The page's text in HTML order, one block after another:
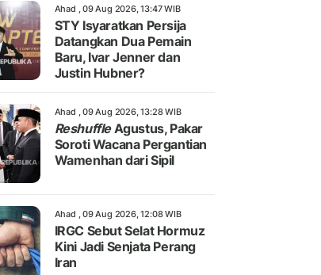
Ahad , 09 Aug 2026, 13:47 WIB
STY Isyaratkan Persija
Datangkan Dua Pemain
Baru, Ivar Jenner dan
Justin Hubner?
Ahad , 09 Aug 2026, 13:28 WIB
ReshuffleAgustus, Pakar
Soroti Wacana Pergantian
Wamenhan dari Sipil
Ahad , 09 Aug 2026, 12:08 WIB
IRGC Sebut Selat Hormuz
Kini Jadi Senjata Perang
Iran